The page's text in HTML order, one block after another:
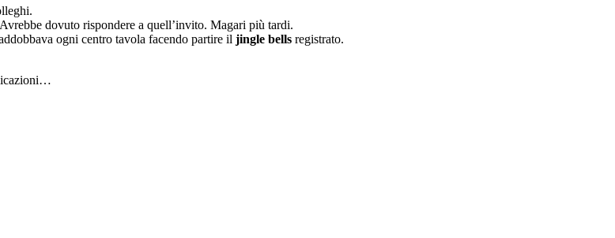
dovuto rispondere a quell’invito. Magari più tardi.
ogni centro tavola facendo partire il jingle bells registrato.